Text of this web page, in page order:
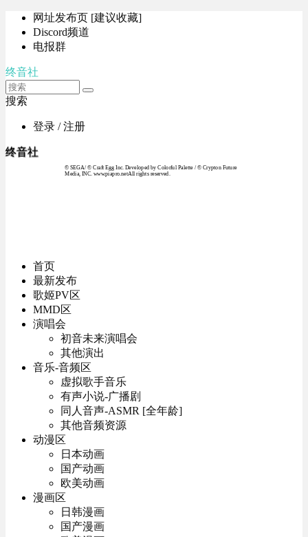
网址发布页 [建议收藏]
Discord频道
电报群
终音社
搜索
登录 / 注册
终音社
© SEGA / © Craft Egg Inc. Developed by Colorful Palette / © Crypton Future
Media, INC. www.piapro.netAll rights reserved.
首页
最新发布
歌姬PV区
MMD区
演唱会
初音未来演唱会
其他演出
音乐-音频区
虚拟歌手音乐
有声小说-广播剧
同人音声-ASMR [全年龄]
其他音频资源
动漫区
日本动画
国产动画
欧美动画
漫画区
日韩漫画
国产漫画